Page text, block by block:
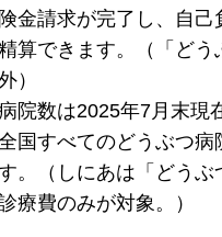
金請求が完了し、自己
算できます。（「どう
）
院数は2025年7月末現
国すべてのどうぶつ病
。（しにあは「どうぶ
療費のみが対象。）